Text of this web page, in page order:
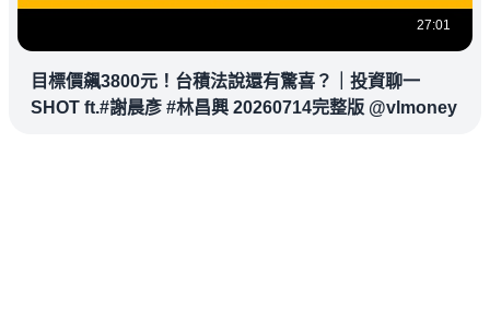
27:01
目標價飆3800元！台積法說還有驚喜？｜投資聊一
SHOT ft.#謝晨彥 #林昌興 20260714完整版 @vlmoney